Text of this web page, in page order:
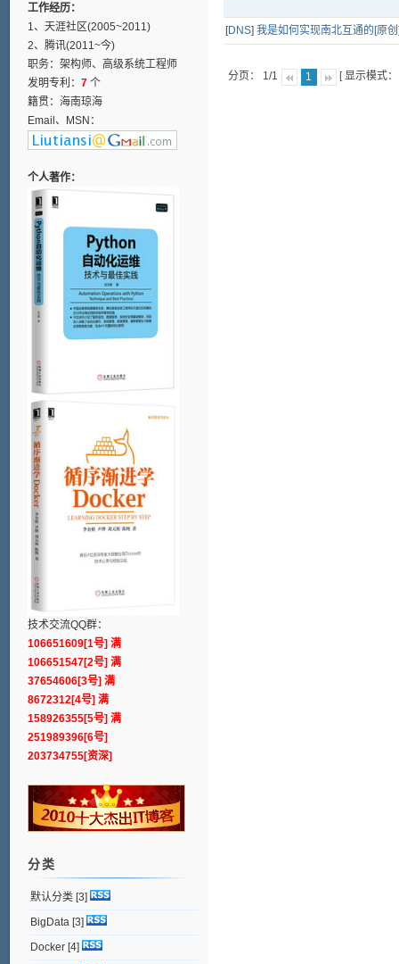
[DNS] 我是如何实现南北互通的[原
分页： 1/1 1 [ 显示模式
工作经历：
1、天涯社区(2005~2011)
2、腾讯(2011~今)
职务：架构师、高级系统工程师
发明专利： 7个
籍贯：海南琼海
Email、MSN：
个人著作：
技术交流QQ群：
106651609[1号] 满
106651547[2号] 满
37654606[3号] 满
8672312[4号] 满
158926355[5号] 满
251989396[6号]
203734755[资深]
分类
默认分类[3]
BigData [3]
Docker[4]